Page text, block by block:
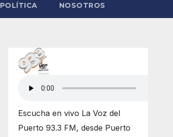
POLÍTICA NOSOTROS
Escucha en vivo La Voz del
Puerto 93.3 FM, desde Puerto